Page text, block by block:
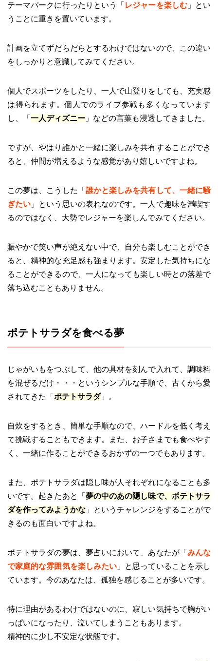
テーマパークに行ったりという「 レジャーを楽しむ」とい
うことに重きを置いています。
計画を立てずだらだらとするわけではないので、この違い
をしっかりと意識してみてください。
個人でスポーツをしたり、一人で山登りをしても、充実感
は得られます。個人でのライブ参戦も多くなっています
し、「 一人ディズニー 」などの言葉も浸透してきました。
ですが、やはり誰かと一緒に楽しみを共有することができ
ると、仲間が増えるような感覚があり嬉しいですよね。
この夢は、こうした「 誰かと楽しみを共有して、一緒に騒
ぎたい 」という思いの表れなのです。一人で趣味を満喫す
るのではなく、大勢でレジャーを楽しんでみてください。
賑やかで笑い声が絶えない中で、自分も楽しむことができ
ると、精神的な充足感も強まります。安定した気持ちにな
ることができるので、一人になっても楽しい時との落差で
落ち込むこともありません。
ポテトサラダを食べる夢
じゃがいもをつぶして、他の具材を刻んで入れて、調味料
を混ぜるだけ・・・というシンプルな手順で、古くから愛
されてきた「 ポテトサラダ」。
自炊をするとき、簡単な手順なので、ハードルを低く考え
て挑戦することもできます。また、お子さまでも食べやす
く、一緒に作ることができるおかずの一つでもあります。
また、ポテトサラダは隠し味が人それぞれになることも多
いです。起きたあと「 夢の中のあの隠し味で、ポテトサラ
ダを作ってみようかな」というチャレンジをすることがで
きるのも面白いですよね。
ポテトサラダの夢は、夢占いにおいて、あなたが「 みんな
で家庭的な雰囲気を楽しみたい 」と思っていることを示し
ています。今のあなたは、孤独を感じることが多いです。
特に理由があるわけではないのに、寂しい気持ちで胸がい
っぱいになったり、泣いてしまうこともあります。
精神的に少し不安定な状態です。